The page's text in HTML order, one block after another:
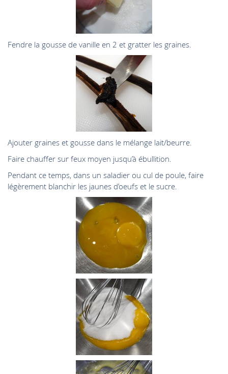
Fendre la gousse de vanille en 2 et gratter les graines.
Ajouter graines et gousse dans le mélange lait/beurre.
Faire chauffer sur feux moyen jusqu’à ébullition.
Pendant ce temps, dans un saladier ou cul de poule, faire
légèrement blanchir les jaunes d’oeufs et le sucre.